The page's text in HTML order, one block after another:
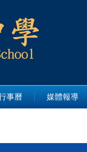
事曆 媒體報導